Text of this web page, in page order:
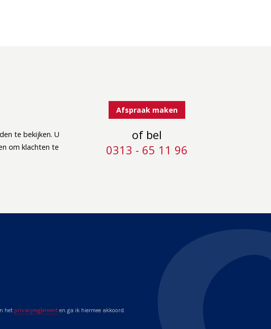
te bekijken. U
om klachten te
Afspraak maken
of bel
0313 - 65 11 96
het privacyreglement en ga ik hiermee akkoord.